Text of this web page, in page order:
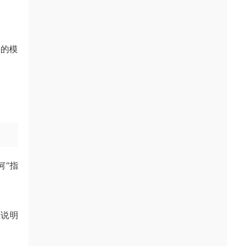
模
“指
明